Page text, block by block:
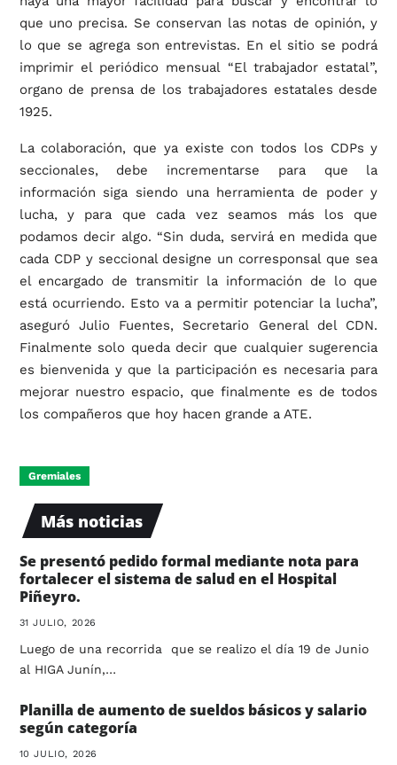
que uno precisa. Se conservan las notas de opinión, y
lo que se agrega son entrevistas. En el sitio se podrá
imprimir el periódico mensual “El trabajador estatal”,
organo de prensa de los trabajadores estatales desde
1925.
La colaboración, que ya existe con todos los CDPs y
seccionales, debe incrementarse para que la
información siga siendo una herramienta de poder y
lucha, y para que cada vez seamos más los que
podamos decir algo. “Sin duda, servirá en medida que
cada CDP y seccional designe un corresponsal que sea
el encargado de transmitir la información de lo que
está ocurriendo. Esto va a permitir potenciar la lucha”,
aseguró Julio Fuentes, Secretario General del CDN.
Finalmente solo queda decir que cualquier sugerencia
es bienvenida y que la participación es necesaria para
mejorar nuestro espacio, que finalmente es de todos
los compañeros que hoy hacen grande a ATE.
Gremiales
Más noticias
Se presentó pedido formal mediante nota para
fortalecer el sistema de salud en el Hospital
Piñeyro.
31 JULIO, 2026
Luego de una recorrida que se realizo el día 19 de Junio
al HIGA Junín,…
Planilla de aumento de sueldos básicos y salario
según categoría
10 JULIO, 2026